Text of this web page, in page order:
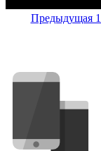
Предыдущая